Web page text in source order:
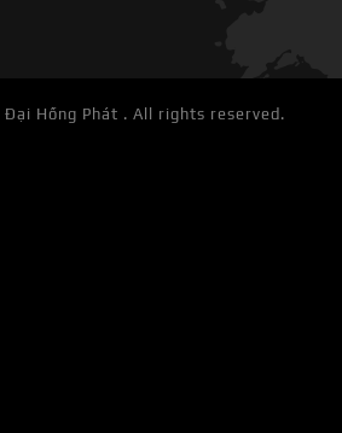
Đại Hồng Phát . All rights reserved.